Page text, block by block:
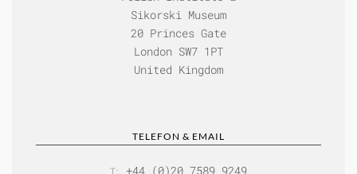
Sikorski Museum
20 Princes Gate
London SW7 1PT
United Kingdom
TELEFON & EMAIL
T: +44 (0)20 7589 9249